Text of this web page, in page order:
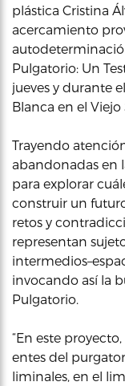
plástica Cristina
acercamiento
Pulgatorio: Un
jueves y durante
Blanca en el Viejo
Trayendo
abandonadas en
para explorar
construir un
retos y
representan
invocando así la
Pulgatorio.
“En este
entes del
liminales, en el